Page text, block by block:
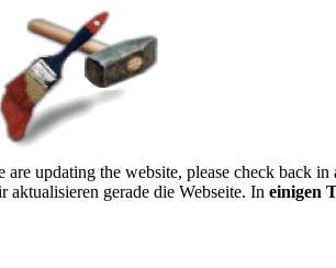
are updating the website, please check back in
aktualisieren gerade die Webseite. In einigen